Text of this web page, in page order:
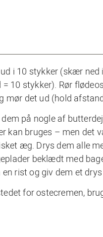
i 10 stykker (skær
= 10 stykker). Rør
mør det ud (hold
på nogle af
bruges – men det
æg. Drys dem alle
beklædt med
rist og giv dem et
for ostecremen,